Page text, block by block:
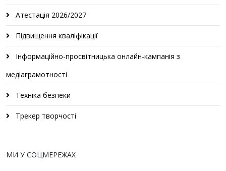
Атестація 2026/2027
Підвищення кваліфікації
Інформаційно-просвітницька онлайн-кампанія з
медіаграмотності
Техніка безпеки
Трекер творчості
МИ У СОЦМЕРЕЖАХ